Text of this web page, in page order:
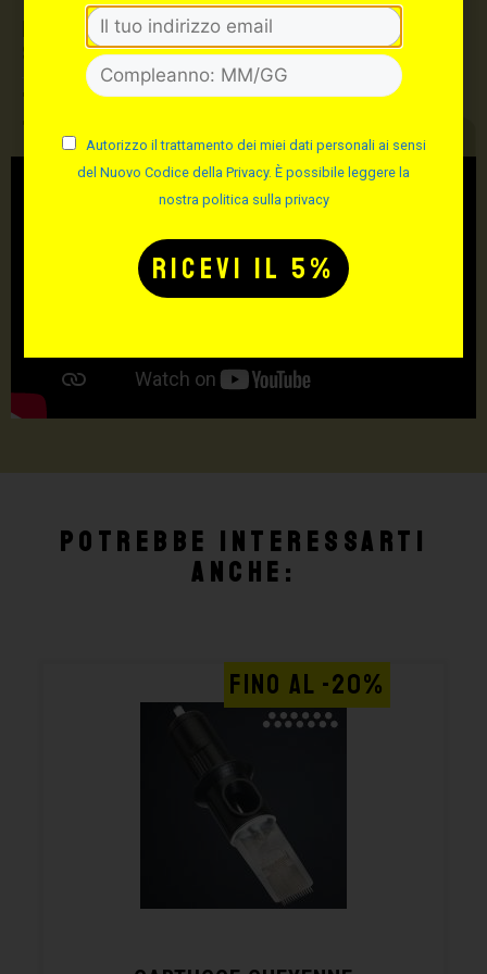
Max Signorello Tattoo
Supply
TUTTO PER IL TUO
TATTOO STUDIO
Potrebbe interessarti
anche:
FINO AL -20%
Autorizzo il trattamento dei miei dati personali ai sensi
del Nuovo Codice della Privacy. È possibile leggere la
nostra politica sulla privacy